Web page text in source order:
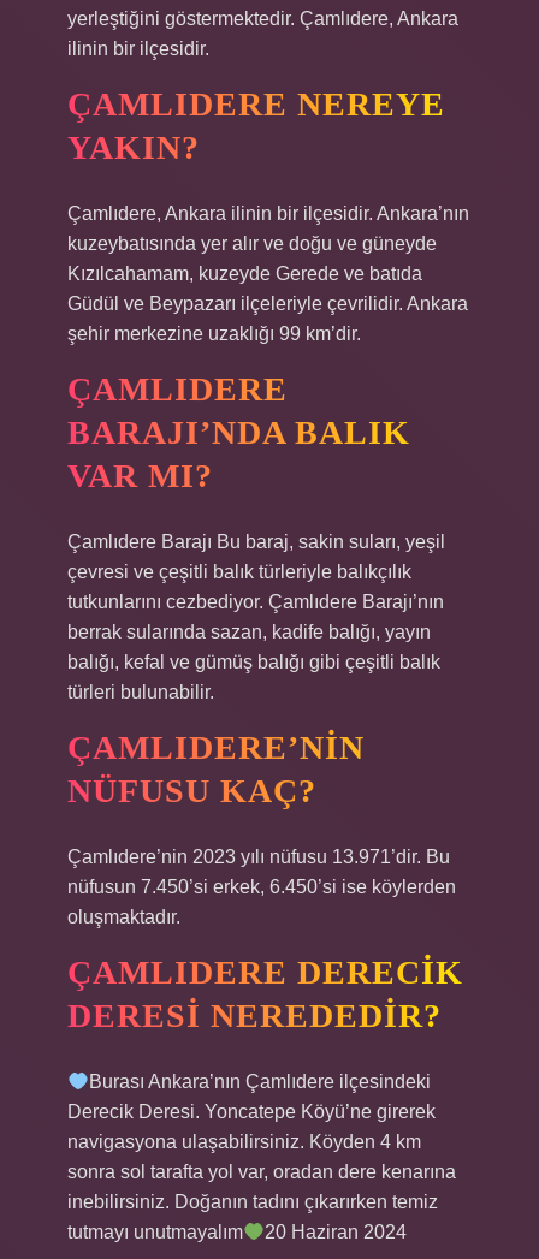
yerleştiğini göstermektedir. Çamlıdere, Ankara
ilinin bir ilçesidir.
ÇAMLIDERE NEREYE
YAKIN?
Çamlıdere, Ankara ilinin bir ilçesidir. Ankara’nın
kuzeybatısında yer alır ve doğu ve güneyde
Kızılcahamam, kuzeyde Gerede ve batıda
Güdül ve Beypazarı ilçeleriyle çevrilidir. Ankara
şehir merkezine uzaklığı 99 km’dir.
ÇAMLIDERE
BARAJI’NDA BALIK
VAR MI?
Çamlıdere Barajı Bu baraj, sakin suları, yeşil
çevresi ve çeşitli balık türleriyle balıkçılık
tutkunlarını cezbediyor. Çamlıdere Barajı’nın
berrak sularında sazan, kadife balığı, yayın
balığı, kefal ve gümüş balığı gibi çeşitli balık
türleri bulunabilir.
ÇAMLIDERE’NIN
NÜFUSU KAÇ?
Çamlıdere’nin 2023 yılı nüfusu 13.971’dir. Bu
nüfusun 7.450’si erkek, 6.450’si ise köylerden
oluşmaktadır.
ÇAMLIDERE DERECIK
DERESI NEREDEDIR?
Burası Ankara’nın Çamlıdere ilçesindeki
Derecik Deresi. Yoncatepe Köyü’ne girerek
navigasyona ulaşabilirsiniz. Köyden 4 km
sonra sol tarafta yol var, oradan dere kenarına
inebilirsiniz. Doğanın tadını çıkarırken temiz
tutmayı unutmayalım
20 Haziran 2024